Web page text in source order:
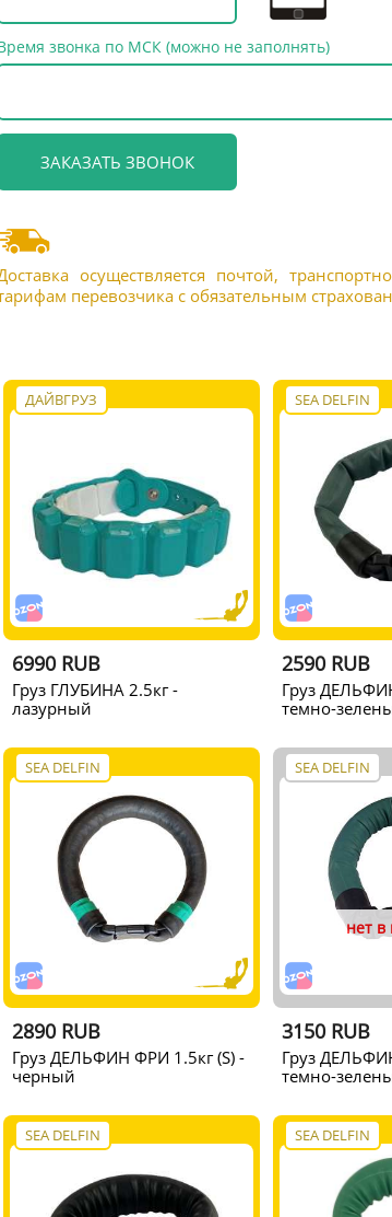
звонка по МСК (можно не заполнять)
осуществляется почтой,
перевозчика с обязательным
ДАЙВГРУЗ
6990 RUB
Груз ГЛУБИНА 2.5кг -
лазурный
SEA DELFIN
2590 RUB
Груз
темно-
SEA DELFIN
2890 RUB
Груз ДЕЛЬФИН ФРИ 1.5кг (S) -
черный
SEA DELFIN
нет в
3150 RUB
Груз
темно-
SEA DELFIN SEA DELFIN